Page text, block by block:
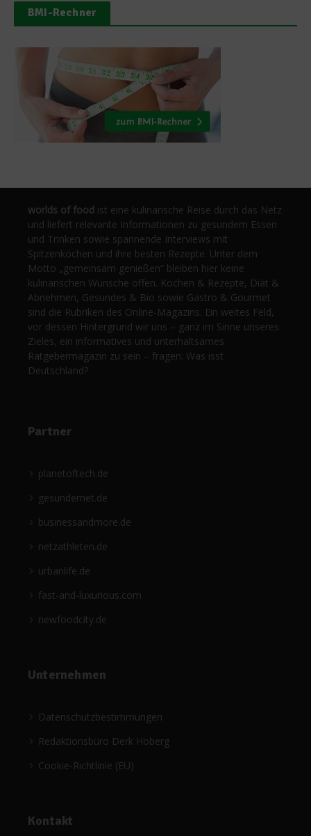
BMI-Rechner
worlds of food ist eine kulinarische Reise durch das Netz
und liefert relevante Informationen zu gesundem Essen
und Trinken sowie spannende Interviews mit
Spitzenköchen und ihre besten Rezepte. Unter dem
Motto „gemeinsam genießen“ bleiben hier keine
kulinarischen Wünsche offen. Kochen & Rezepte, Diät &
Abnehmen, Gesundes & Bio sowie Gastro & Gourmet
sind die Rubriken des Online-Magazins. Ein weites Feld,
vor dessen Hintergrund wir uns – ganz im Sinne unseres
Zieles, ein informatives und unterhaltsames
Ratgebermagazin zu sein – fragen: Was isst
Deutschland?
Partner
planetoftech.de
gesündernet.de
businessandmore.de
netzathleten.de
urbanlife.de
fast-and-luxurious.com
newfoodcity.de
Unternehmen
Datenschutzbestimmungen
Redaktionsbüro Derk Hoberg
Cookie-Richtlinie (EU)
Kontakt